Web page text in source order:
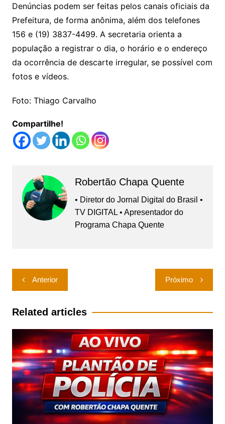
Denúncias podem ser feitas pelos canais oficiais da
Prefeitura, de forma anônima, além dos telefones
156 e (19) 3837-4499. A secretaria orienta a
população a registrar o dia, o horário e o endereço
da ocorrência de descarte irregular, se possível com
fotos e vídeos.
Foto: Thiago Carvalho
Compartilhe!
Robertão Chapa Quente
• Diretor do Jornal Digital do Brasil •
TV DIGITAL • Apresentador do
Programa Chapa Quente
Navegação
de
Post
Anterior Próximo
Related articles